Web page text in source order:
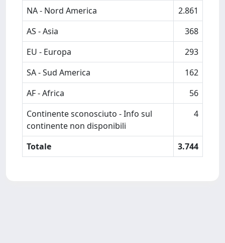
NA - Nord America
2.861
AS - Asia
368
EU - Europa
293
SA - Sud America
162
AF - Africa
56
Continente sconosciuto - Info sul
continente non disponibili
4
Totale 3.744